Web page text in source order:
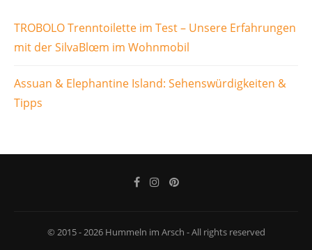
TROBOLO Trenntoilette im Test – Unsere Erfahrungen
mit der SilvaBlœm im Wohnmobil
Assuan & Elephantine Island: Sehenswürdigkeiten &
Tipps
© 2015 - 2026 Hummeln im Arsch - All rights reserved